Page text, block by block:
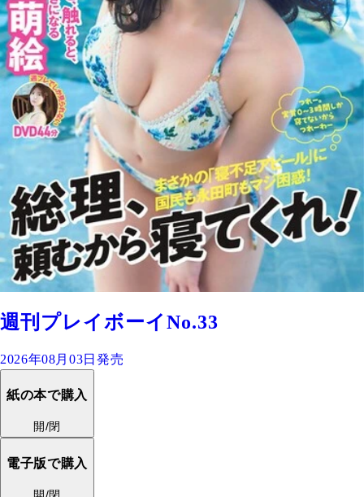
週刊プレイボーイNo.33
2026年08月03日発売
紙の本で購入
開/閉
電子版で購入